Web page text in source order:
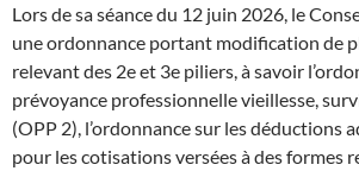
Lors de sa séance du 12 juin 2026, le
une ordonnance portant modification de
relevant des 2e et 3e piliers, à savoir
prévoyance professionnelle vieillesse,
(OPP 2), l’ordonnance sur les déductions
pour les cotisations versées à des formes